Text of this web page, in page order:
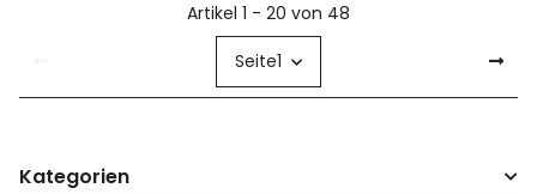
Artikel 1 - 20 von 48
Seite1
Kategorien